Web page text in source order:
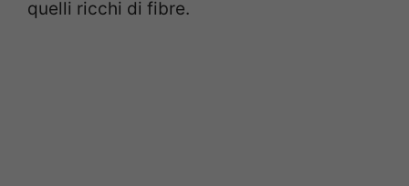
quelli ricchi di fibre.